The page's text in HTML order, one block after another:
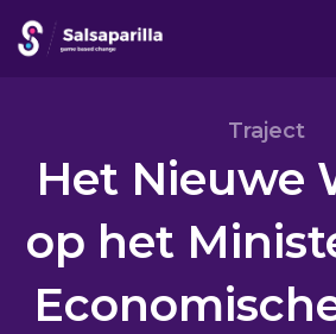
Zoek
Traject
Het Nieuwe
op het